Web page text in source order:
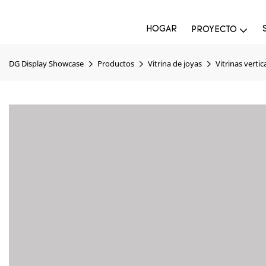
HOGAR PROYECTO
DG Display Showcase Productos Vitrina de joyas Vitrinas